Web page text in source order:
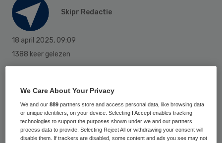
Skipr Redactie
18 april 2025, 09:09
1388 keer gelezen
tot 14 jaar oud, onder meer door sociale
media. Maar door problemen met jeugdzorg,
kunnen ze maar op weinig plekken terecht,
zo blijkt uit onderzoek van het journalistieke
We Care About Your Privacy
We and our889 partners store and access personal data, like browsing data
or unique identifiers, on your device. Selecting I Accept enables tracking
technologies to support the purposes shown under we and our partners
process data to provide. Selecting Reject All or withdrawing your consent will
disable them. If trackers are disabled, some content and ads you see may not